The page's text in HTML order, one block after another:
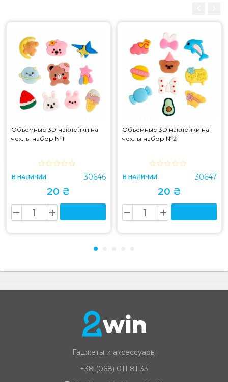
Объемные 3D наклейки на
чехлы набор №1
В НАЛИЧИИ 30646
20 ₴
Объемные 3D наклейки на
чехлы набор №2
В НАЛИЧИИ 30647
20 ₴
Гаджеты и аксессуары
+38 (068) 011 81 33